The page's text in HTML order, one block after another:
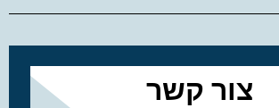
צור קשר